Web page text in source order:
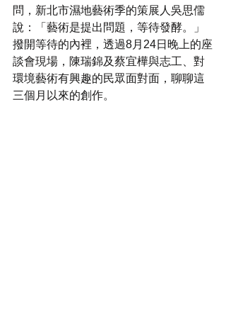
問，新北市濕地藝術季的策展人吳思儒
說：「藝術是提出問題，等待發酵。」
撥開等待的內裡，透過8月24日晚上的座
談會現場，陳瑞錦及蔡宜樺與志工、對
環境藝術有興趣的民眾面對面，聊聊這
三個月以來的創作。